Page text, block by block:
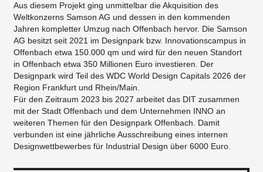
Aus diesem Projekt ging unmittelbar die Akquisition des
Weltkonzerns Samson AG und dessen in den kommenden
Jahren kompletter Umzug nach Offenbach hervor. Die Samson
AG besitzt seit 2021 im Designpark bzw. Innovationscampus in
Offenbach etwa 150.000 qm und wird für den neuen Standort
in Offenbach etwa 350 Millionen Euro investieren. Der
Designpark wird Teil des WDC World Design Capitals 2026 der
Region Frankfurt und Rhein/Main.
Für den Zeitraum 2023 bis 2027 arbeitet das DIT zusammen
mit der Stadt Offenbach und dem Unternehmen INNO an
weiteren Themen für den Designpark Offenbach. Damit
verbunden ist eine jährliche Ausschreibung eines internen
Designwettbewerbes für Industrial Design über 6000 Euro.